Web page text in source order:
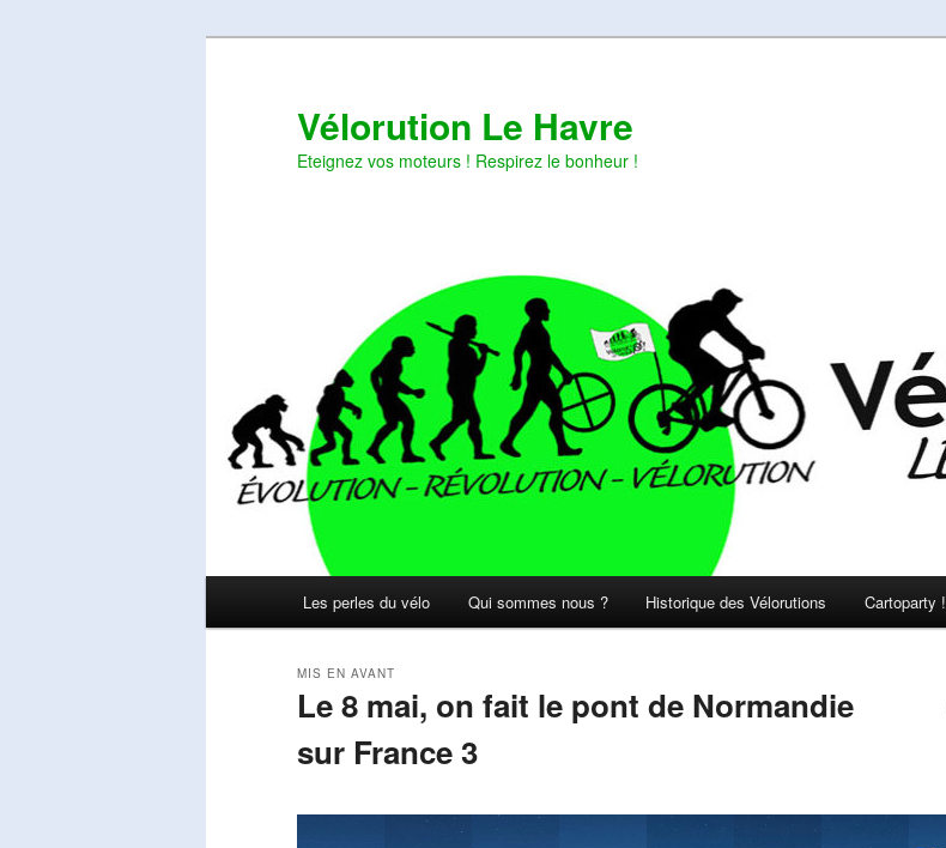
Vélorution Le Havre
Eteignez vos moteurs ! Respirez le bonheur !
Les perles du vélo Qui sommes nous ? Historique des Vélorutions Cartoparty !
Le 8 mai, on fait le pont de Normandie
sur France 3
MIS EN AVANT